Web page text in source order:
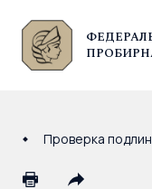
© Федеральная
Проверка